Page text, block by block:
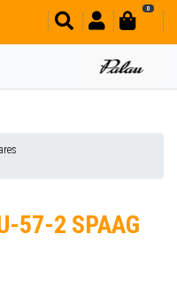
0
57-2 SPAAG